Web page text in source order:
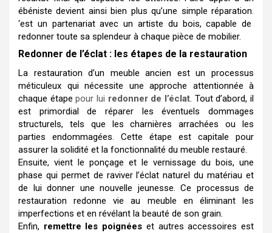
ébéniste devient ainsi bien plus qu’une simple réparation.
‘est un partenariat avec un artiste du bois, capable de
redonner toute sa splendeur à chaque pièce de mobilier.
Redonner de l’éclat : les étapes de la restauration
La restauration d’un meuble ancien est un processus
méticuleux qui nécessite une approche attentionnée à
chaque étapepour lui redonner de l’éclat. Tout d’abord, il
est primordial de réparer les éventuels dommages
structurels, tels que les charnières arrachées ou les
parties endommagées. Cette étape est capitale pour
assurer la solidité et la fonctionnalité du meuble restauré.
Ensuite, vient le ponçage et le vernissage du bois, une
phase qui permet de raviver l’éclat naturel du matériau et
de lui donner une nouvelle jeunesse. Ce processus de
restauration redonne vie au meuble en éliminant les
imperfections et en révélant la beauté de son grain.
Enfin, remettre les poignées et autres accessoires est